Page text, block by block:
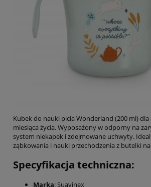
Kubek do nauki picia Wonderland (200 ml) dla
miesiąca życia. Wyposażony w odporny na
system niekapek i zdejmowane uchwyty.
ząbkowania i nauki przechodzenia z butelki
Specyfikacja techniczna:
Marka: Suavinex